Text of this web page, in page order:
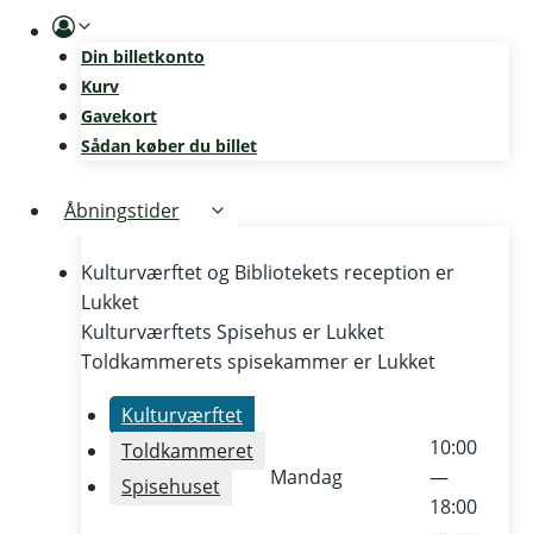
Din billetkonto
Kurv
Gavekort
Sådan køber du billet
Åbningstider
Kulturværftet og Bibliotekets reception er
Lukket
Kulturværftets Spisehus er Lukket
Toldkammerets spisekammer er Lukket
Kulturværftet
Toldkammeret
Spisehuset
Mandag
10:00
—
18:00